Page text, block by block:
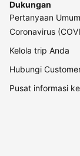
Dukungan
Pertanyaan
Coronavirus
Kelola trip Anda
Hubungi
Pusat informasi